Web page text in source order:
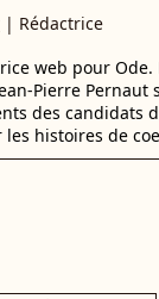
| Rédactrice
web pour
Pierre Pernaut
des candidats
histoires de